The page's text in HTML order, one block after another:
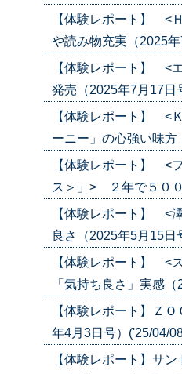
【体験レポート】 <
や読み物充実（2025
【体験レポート】 <
発売（2025年7月17日
【体験レポート】 <
ーニー」の心強い味
【体験レポート】 <
ス＞」> ２年で５０
【体験レポート】 <
良さ（2025年5月15日
【体験レポート】 <
「気持ち良さ」実感
【体験レポート】Ｚ
年4月3日号）('25/04/
【体験レポート】サ